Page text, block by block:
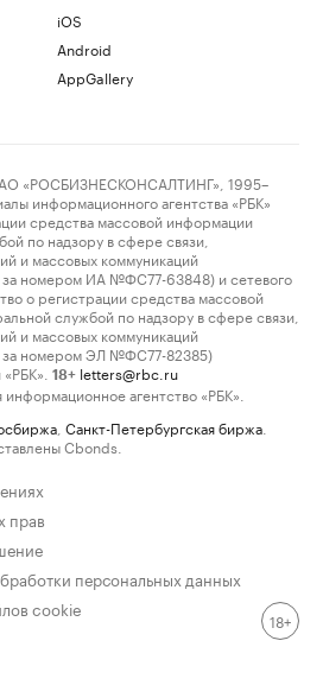
iOS
Android
AppGallery
«РОСБИЗНЕСКОНСАЛТИНГ», 1995–
информационного агентства «РБК»
средства массовой информации
по надзору в сфере связи,
и массовых коммуникаций
за номером ИА №ФС77-63848) и сетевого
о регистрации средства массовой
службой по надзору в сфере связи,
и массовых коммуникаций
за номером ЭЛ №ФС77-82385)
18+ letters@rbc.ru
агентство «РБК».
Санкт-Петербургская биржа
Cbonds.
прав
персональных данных
cookie
18+